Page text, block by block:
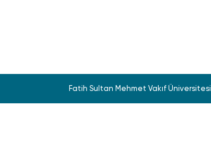
Fatih Sultan Mehmet Vakıf Üniversitesi